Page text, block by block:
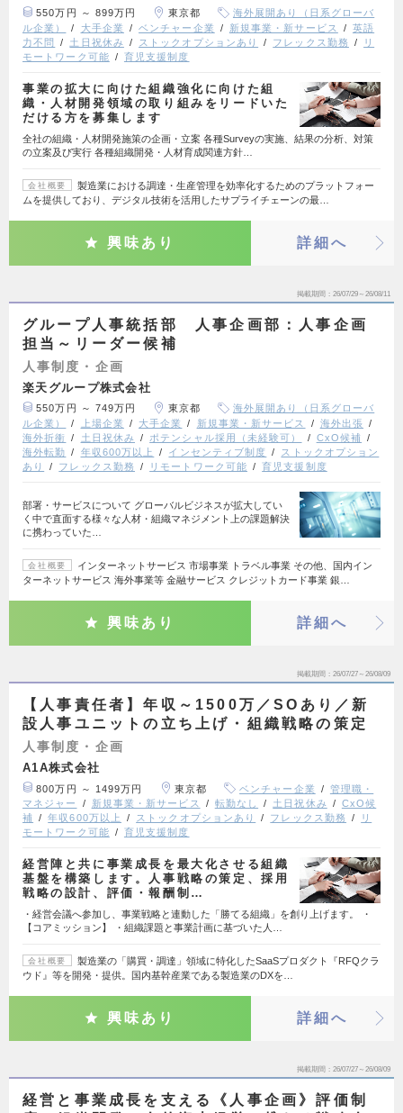
550万円 ～ 899万円 東京都
海外展開あり（日系グローバ
ル企業）
大手企業 ベンチャー企業 新規事業・新サービス
英語
力不問
土日祝休み ストックオプションあり フレックス勤務
リ
モートワーク可能
育児支援制度
事業の拡大に向けた組織強化に向けた組
織・人材開発領域の取り組みをリードいた
だける方を募集します
全社の組織・人材開発施策の企画・立案 各種Surveyの実施、結果の分析、対策
の立案及び実行 各種組織開発・人材育成関連方針…
会社概要
製造業における調達・生産管理を効率化するためのプラットフォー
ムを提供しており、デジタル技術を活用したサプライチェーンの最…
興味あり 詳細へ
掲載期間 26/07/29～26/08/11
グループ人事統括部 人事企画部：人事企画
担当～リーダー候補
人事制度・企画
楽天グループ株式会社
550万円 ～ 749万円 東京都
海外展開あり（日系グローバ
ル企業）
上場企業 大手企業 新規事業・新サービス
海外出張
海外折衝
土日祝休み ポテンシャル採用（未経験可）
CxO候補
海外転勤
年収600万以上 インセンティブ制度
ストックオプション
あり
フレックス勤務 リモートワーク可能 育児支援制度
部署・サービスについて グローバルビジネスが拡大してい
く中で直面する様々な人材・組織マネジメント上の課題解決
に携わっていた…
会社概要
インターネットサービス 市場事業 トラベル事業 その他、国内イン
ターネットサービス 海外事業等 金融サービス クレジットカード事業 銀…
興味あり 詳細へ
掲載期間 26/07/27～26/08/09
【人事責任者】年収～1500万／SOあり／新
設人事ユニットの立ち上げ・組織戦略の策定
人事制度・企画
A1A株式会社
800万円 ～ 1499万円 東京都 ベンチャー企業
管理職・
マネジャー
新規事業・新サービス 転勤なし 土日祝休み
CxO候
補
年収600万以上 ストックオプションあり フレックス勤務
リ
モートワーク可能
育児支援制度
経営陣と共に事業成長を最大化させる組織
基盤を構築します。人事戦略の策定、採用
戦略の設計、評価・報酬制…
・経営会議へ参加し、事業戦略と連動した「勝てる組織」を創り上げます。 ・
【コアミッション】 ・組織課題と事業計画に基づいた人…
会社概要
製造業の「購買・調達」領域に特化したSaaSプロダクト『RFQクラ
ウド』等を開発・提供。国内基幹産業である製造業のDXを…
興味あり 詳細へ
掲載期間 26/07/27～26/08/09
経営と事業成長を支える《人事企画》評価制